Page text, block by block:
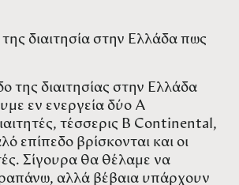
διαιτησία στην Ελλάδα πως
της διαιτησίας στην Ελλάδα
εν ενεργεία δύο Α
τέσσερις Β Continental,
επίπεδο βρίσκονται και οι
Σίγουρα θα θέλαμε να
αλλά βέβαια υπάρχουν